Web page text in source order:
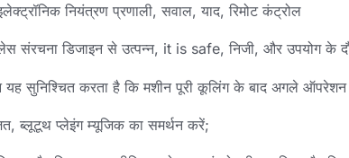
नियंत्रण प्रणाली, सवाल, याद, रिमोट कंट्रोल
संरचना डिजाइन से उत्पन्न, it is safe, निजी, और उपयोग के
सुनिश्चित करता है कि मशीन पूरी कूलिंग के बाद अगले
ब्लूटूथ प्लेइंग म्यूजिक का समर्थन करें;